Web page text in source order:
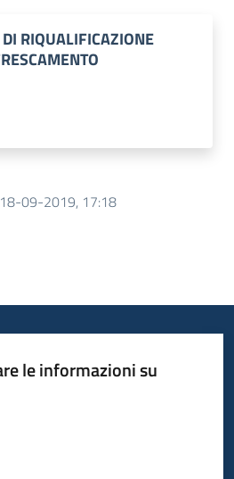
RIQUALIFICAZIONE
18-09-2019, 17:18
le informazioni su